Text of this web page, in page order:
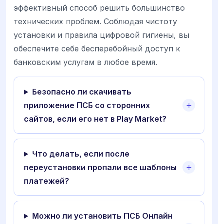
эффективный способ решить большинство
технических проблем. Соблюдая чистоту
установки и правила цифровой гигиены, вы
обеспечите себе бесперебойный доступ к
банковским услугам в любое время.
Безопасно ли скачивать
приложение ПСБ со сторонних
сайтов, если его нет в Play Market?
Что делать, если после
переустановки пропали все шаблоны
платежей?
Можно ли установить ПСБ Онлайн